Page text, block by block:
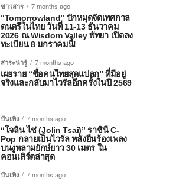
ข่าวสาร
7 months ago
“Tomorrowland” ปักหมุดจัดเทศกาล
ดนตรีในไทย วันที่ 11-13 ธันวาคม
2026 ณ Wisdom Valley พัทยา เปิดลง
ทะเบียน 8 มกราคมนี้!
สาระน่ารู้
7 months ago
เผยราย “ชื่อคนไทยสุดแปลก” ที่มีอยู่
จริงและกลับมาไวรัลอีกครั้งในปี 2569
บันเทิง
7 months ago
“โจลิน ไช่ (Jolin Tsai)” ราชินี C-
Pop กลายเป็นไวรัล หลังยืนร้องเพลง
บนงูหลามยักษ์ยาว 30 เมตร ใน
คอนเสิร์ตล่าสุด
บันเทิง
7 months ago